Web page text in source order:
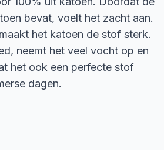
bevat, voelt het zacht aan.
het katoen de stof sterk.
neemt het veel vocht op en
het ook een perfecte stof
dagen.